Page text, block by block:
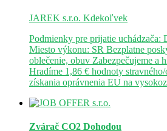
JAREK s.r.o. Kdekoľvek
Podmienky pre prijatie uchádzača:
Miesto výkonu: SR Bezplatne
oblečenie, obuv Zabezpečujeme a
Hradíme 1,86 € hodnoty
získania oprávnenia EU na
Zvárač CO2 Dohodou